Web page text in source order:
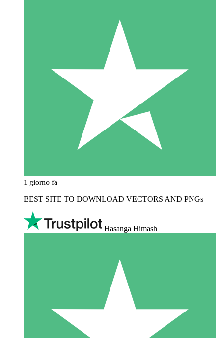
1 giorno fa
BEST SITE TO DOWNLOAD VECTORS AND PNGs
Hasanga Himash